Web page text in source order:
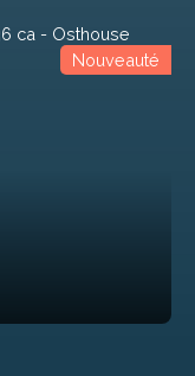
Nouveauté